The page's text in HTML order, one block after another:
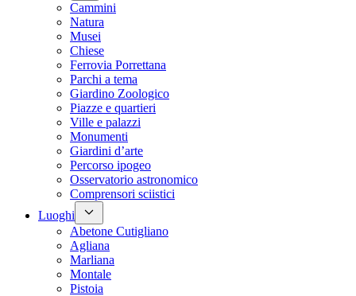
Cammini
Natura
Musei
Chiese
Ferrovia Porrettana
Parchi a tema
Giardino Zoologico
Piazze e quartieri
Ville e palazzi
Monumenti
Giardini d’arte
Percorso ipogeo
Osservatorio astronomico
Comprensori sciistici
Luoghi
Abetone Cutigliano
Agliana
Marliana
Montale
Pistoia